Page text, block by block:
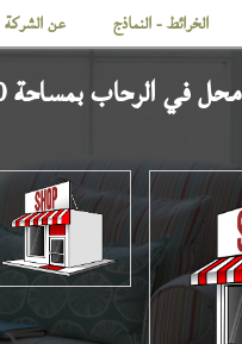
الخرائط - النماذج عن الشركة
محل فيالرحاببمساحة 80 م